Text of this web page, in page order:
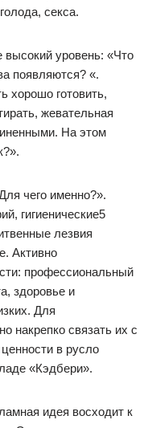
секса.
уровень: «Что
появляются? «.
хорошо готовить,
жевательная
На этом
чего именно?».
гигиенические5
лезвия
Активно
профессиональный
здоровье и
Для
накрепко связать их с
в русло
«Кэдбери».
идея восходит к